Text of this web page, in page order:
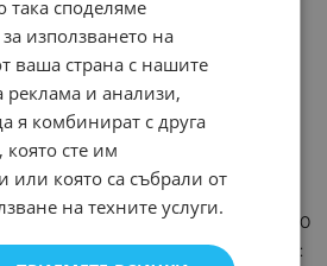
Кондензатор
4700MF/80V
Арт.№: 245366
Капацитет: 4700uF
Раб. напрежение (V): 80
Раб. темература (°C):
споделяме
използването на
ваша страна с нашите
реклама и анализи,
я комбинират с друга
сте им
или която са събрали от
на техните услуги.